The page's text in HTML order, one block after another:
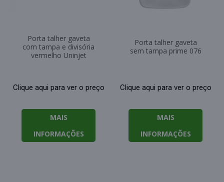
Porta talher gaveta
com tampa e divisória
vermelho Uninjet
Clique aqui para ver o preço
MAIS
INFORMAÇÕES
Porta talher gaveta
sem tampa prime 076
Clique aqui para ver o preço
MAIS
INFORMAÇÕES